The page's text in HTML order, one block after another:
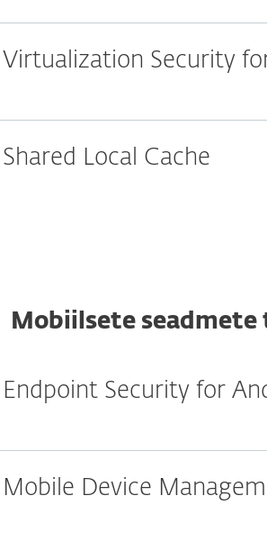
Virtualization Security
Shared Local Cache
Mobiilsete seadmete
Endpoint Security for
Mobile Device